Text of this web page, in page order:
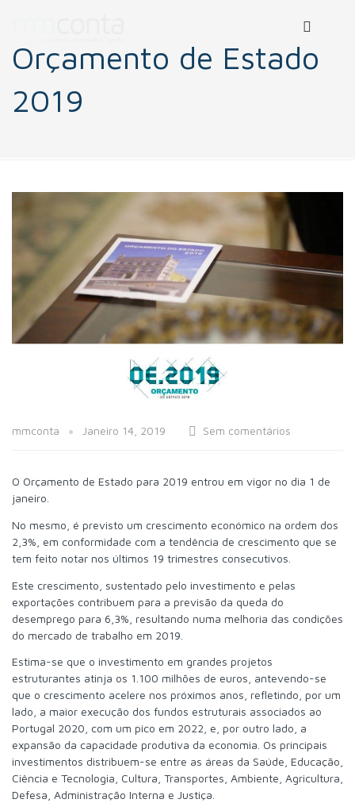
Orçamento de Estado
2019
mmconta Janeiro 14, 2019 Sem comentários
O Orçamento de Estado para 2019 entrou em vigor no dia 1 de
janeiro.
No mesmo, é previsto um crescimento económico na ordem dos
2,3%, em conformidade com a tendência de crescimento que se
tem feito notar nos últimos 19 trimestres consecutivos.
Este crescimento, sustentado pelo investimento e pelas
exportações contribuem para a previsão da queda do
desemprego para 6,3%, resultando numa melhoria das condições
do mercado de trabalho em 2019.
Estima-se que o investimento em grandes projetos
estruturantes atinja os 1.100 milhões de euros, antevendo-se
que o crescimento acelere nos próximos anos, refletindo, por um
lado, a maior execução dos fundos estruturais associados ao
Portugal 2020, com um pico em 2022, e, por outro lado, a
expansão da capacidade produtiva da economia. Os principais
investimentos distribuem-se entre as áreas da Saúde, Educação,
Ciência e Tecnologia, Cultura, Transportes, Ambiente, Agricultura,
Defesa, Administração Interna e Justiça.